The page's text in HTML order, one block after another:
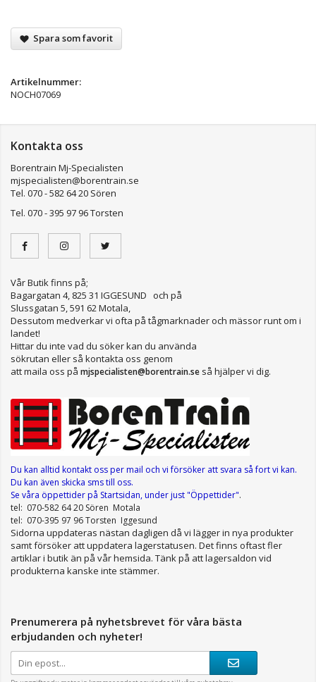
Spara som favorit
Artikelnummer:
NOCH07069
Kontakta oss
Borentrain Mj-Specialisten
mjspecialisten@borentrain.se
Tel. 070 - 582 64 20 Sören
Tel. 070 - 395 97 96 Torsten
Vår Butik finns på;
Bagargatan 4, 825 31 IGGESUND och på
Slussgatan 5, 591 62 Motala,
Dessutom medverkar vi ofta på tågmarknader och mässor runt om i
landet!
Hittar du inte vad du söker kan du använda
sökrutan eller så kontakta oss genom
att maila oss på mjspecialisten@borentrain.se så hjälper vi dig.
Du kan alltid kontakt oss per mail och vi försöker att svara så fort vi kan.
Du kan även skicka sms till oss.
Se våra öppettiderpå Startsidan, under just "Öppettider".
tel: 070-582 64 20 Sören Motala
tel: 070-395 97 96 Torsten Iggesund
Sidorna uppdateras nästan dagligen då vi lägger in nya produkter
samt försöker att uppdatera lagerstatusen. Det finns oftast fler
artiklar i butik än på vår hemsida. Tänk på att lagersaldon vid
produkterna kanske inte stämmer.
Prenumerera på nyhetsbrevet för våra bästa
erbjudanden och nyheter!